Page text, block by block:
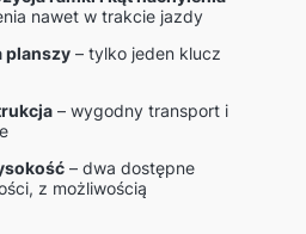
nawet w trakcie jazdy
planszy – tylko jeden klucz
– wygodny transport i
– dwa dostępne
z możliwością